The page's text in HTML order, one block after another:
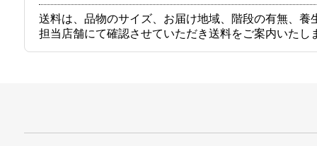
送料は、品物のサイズ、お届け地域、階段の有無、
担当店舗にて確認させていただき送料をご案内いたし